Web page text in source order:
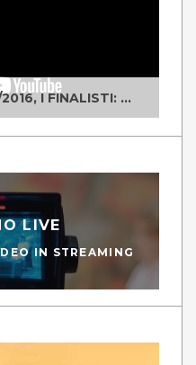
UNO TWO DREI 2015/2016, I FINALISTI: CLASSE IV ALS ISTITUTO "DEGASPERI" BORGO VALSUGANA
LIVE
IN STREAMING